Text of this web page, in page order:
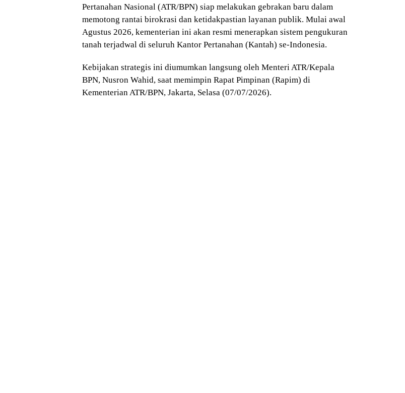
Pertanahan Nasional (ATR/BPN) siap melakukan gebrakan baru dalam
memotong rantai birokrasi dan ketidakpastian layanan publik. Mulai awal
Agustus 2026, kementerian ini akan resmi menerapkan sistem pengukuran
tanah terjadwal di seluruh Kantor Pertanahan (Kantah) se-Indonesia.
Kebijakan strategis ini diumumkan langsung oleh Menteri ATR/Kepala
BPN, Nusron Wahid, saat memimpin Rapat Pimpinan (Rapim) di
Kementerian ATR/BPN, Jakarta, Selasa (07/07/2026).